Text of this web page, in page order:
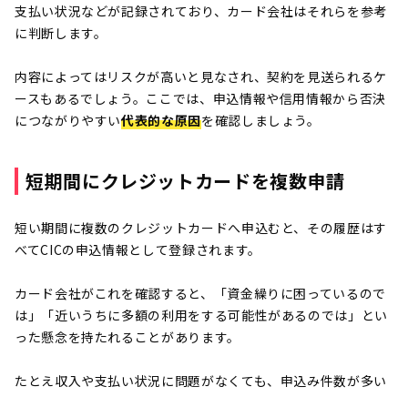
支払い状況などが記録されており、カード会社はそれらを参考
に判断します。
内容によってはリスクが高いと見なされ、契約を見送られるケ
ースもあるでしょう。ここでは、申込情報や信用情報から否決
につながりやすい代表的な原因を確認しましょう。
短期間にクレジットカードを複数申請
短い期間に複数のクレジットカードへ申込むと、その履歴はす
べてCICの申込情報として登録されます。
カード会社がこれを確認すると、「資金繰りに困っているので
は」「近いうちに多額の利用をする可能性があるのでは」とい
った懸念を持たれることがあります。
たとえ収入や支払い状況に問題がなくても、申込み件数が多い